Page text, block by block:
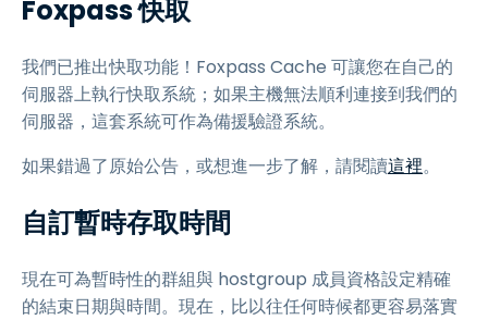
Foxpass 快取
我們已推出快取功能！Foxpass Cache 可讓您在自己的
伺服器上執行快取系統；如果主機無法順利連接到我們的
伺服器，這套系統可作為備援驗證系統。
如果錯過了原始公告，或想進一步了解，請閱讀這裡。
自訂暫時存取時間
現在可為暫時性的群組與 hostgroup 成員資格設定精確
的結束日期與時間。現在，比以往任何時候都更容易落實